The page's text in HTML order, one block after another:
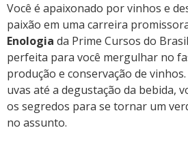
Você é apaixonado por vinhos e
paixão em uma carreira
Enologia da Prime Cursos do
perfeita para você mergulhar no
produção e conservação de
uvas até a degustação da bebida,
os segredos para se tornar um
no assunto.